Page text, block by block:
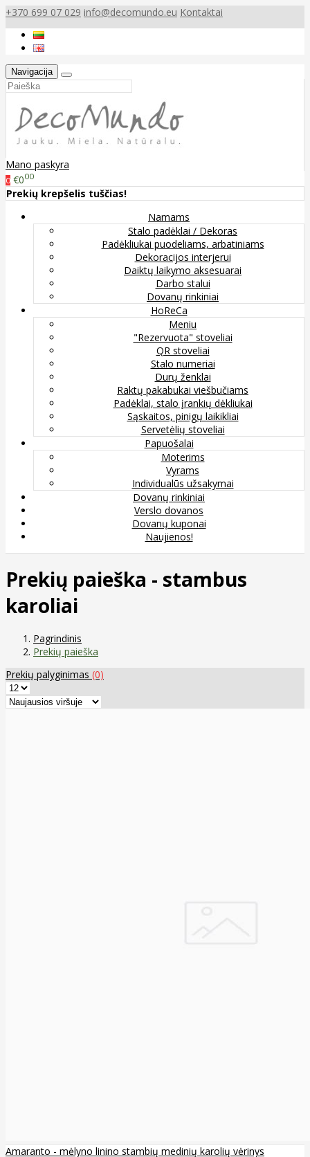
+370 699 07 029 info@decomundo.eu Kontaktai
Navigacija
Mano paskyra
0 €000
Prekių krepšelis tuščias!
Namams
Stalo padėklai / Dekoras
Padėkliukai puodeliams, arbatiniams
Dekoracijos interjerui
Daiktų laikymo aksesuarai
Darbo stalui
Dovanų rinkiniai
HoReCa
Meniu
"Rezervuota" stoveliai
QR stoveliai
Stalo numeriai
Durų ženklai
Raktų pakabukai viešbučiams
Padėklai, stalo įrankių dėkliukai
Sąskaitos, pinigų laikikliai
Servetėlių stoveliai
Papuošalai
Moterims
Vyrams
Individualūs užsakymai
Dovanų rinkiniai
Verslo dovanos
Dovanų kuponai
Naujienos!
Prekių paieška - stambus
karoliai
Pagrindinis
Prekių paieška
Prekių palyginimas (0)
Amaranto - mėlyno linino stambių medinių karolių vėrinys